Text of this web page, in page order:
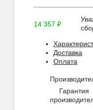
14 357 ₽
Доставка
Оплата
Гарантия